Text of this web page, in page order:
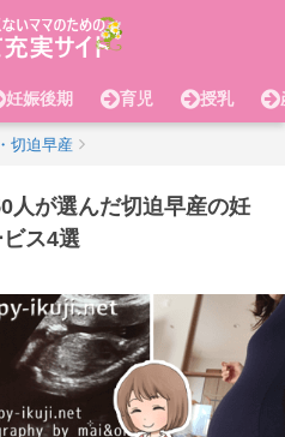
妊娠後期 育児 授乳
切迫早産
人が選んだ切迫早産の妊
ス4選